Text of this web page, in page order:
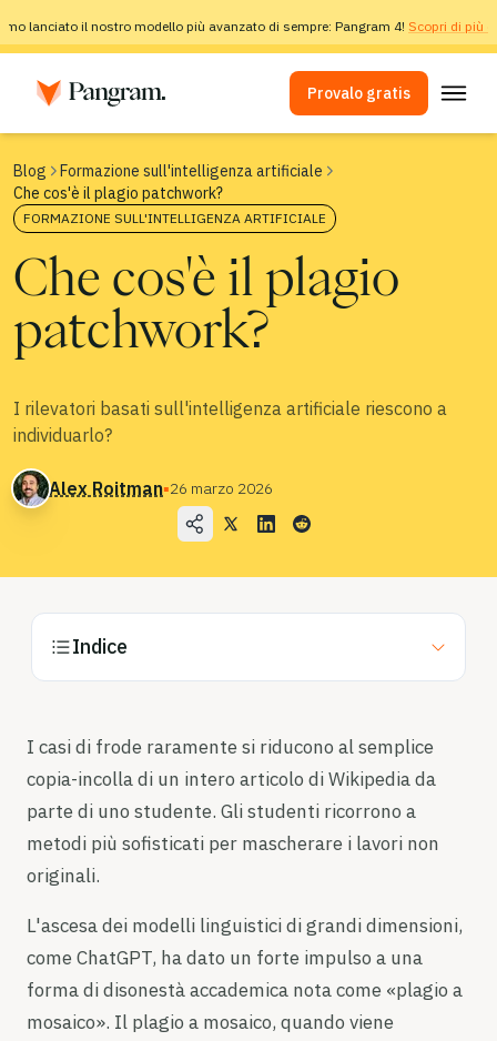
lanciato il nostro modello più avanzato di sempre: Pangram 4! Scopri di più
Provalo gratis
Rilevatore di IA
Rilevatore di immagini
Estensione per browser
API
Controllo antiplagio
Rilevamento multilingue tramite IA
Casi d'uso
Contatta l'ufficio vendite
Accedi
Provalo gratis
Blog
Formazione sull'intelligenza artificiale
Che cos'è il plagio patchwork?
FORMAZIONE SULL'INTELLIGENZA ARTIFICIALE
Che cos'è il plagio
patchwork?
I rilevatori basati sull'intelligenza artificiale riescono a
individuarlo?
Alex Roitman▪26 marzo 2026
Indice
I casi di frode raramente si riducono al semplice
copia-incolla di un intero articolo di Wikipedia da
parte di uno studente. Gli studenti ricorrono a
metodi più sofisticati per mascherare i lavori non
originali.
L'ascesa dei modelli linguistici di grandi dimensioni,
come ChatGPT, ha dato un forte impulso a una
forma di disonestà accademica nota come «plagio a
mosaico». Il plagio a mosaico, quando viene